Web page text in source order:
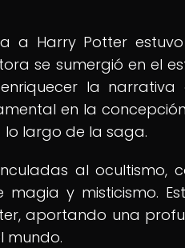
a Harry Potter
se sumergió en el
la narrativa
en la
lo largo de la saga.
al ocultismo,
y misticismo.
aportando una
mundo.